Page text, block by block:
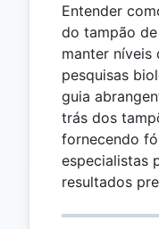
Entender
do tampão
manter níveis
pesquisas
guia
trás dos
fornecendo
especialistas
resultados